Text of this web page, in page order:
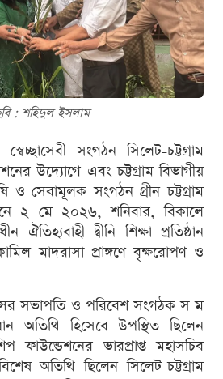
: শ‌হিদুল ইসলাম
সংগঠন সিলেট-চট্টগ্রাম
উদ্যোগে এবং চট্টগ্রাম বিভাগীয়
সেবামূলক সংগঠন গ্রীন চট্টগ্রাম
২ মে ২০২৬, শনিবার, বিকালে
ঐতিহ্যবাহী দ্বীনি শিক্ষা প্রতিষ্ঠান
মাদরাসা প্রাঙ্গণে বৃক্ষরোপণ ও
সভাপতি ও পরিবেশ সংগঠক স ম
অতিথি হিসেবে উপস্থিত ছিলেন
ফাউন্ডেশনের ভারপ্রাপ্ত মহাসচিব
অতিথি ছিলেন সিলেট-চট্টগ্রাম